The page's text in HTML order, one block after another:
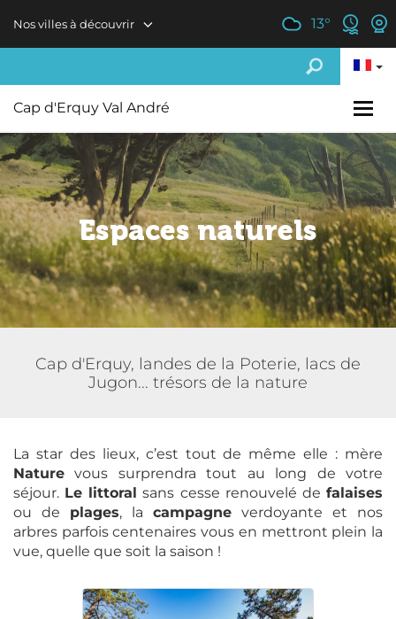
Nos villes à découvrir 13°
Cap d'Erquy Val André
Espaces naturels
Cap d'Erquy, landes de la Poterie, lacs de
Jugon... trésors de la nature
La star des lieux, c’est tout de même elle : mère
Nature vous surprendra tout au long de votre
séjour. Le littoral sans cesse renouvelé defalaises
ou de plages, la campagne verdoyante et nos
arbres parfois centenaires vous en mettront plein la
vue, quelle que soit la saison !